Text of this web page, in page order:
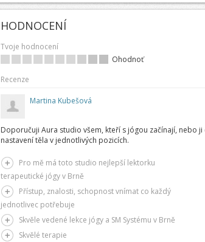
HODNOCENÍ
Tvoje hodnocení
Ohodnoť
Recenze
Martina Kubešová
Doporučuji Aura studio všem, kteří s jógou začínají, nebo
nastavení těla v jednotlivých pozicích.
Pro mě má toto studio nejlepší lektorku
terapeutické jógy v Brně
Přístup, znalosti, schopnost vnímat co každý
jednotlivec potřebuje
Skvěle vedené lekce jógy a SM Systému v Brně
Skvělé terapie